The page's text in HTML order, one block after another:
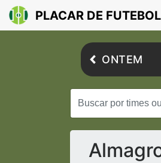
PLACAR DE FUTEBOL
ONTEM